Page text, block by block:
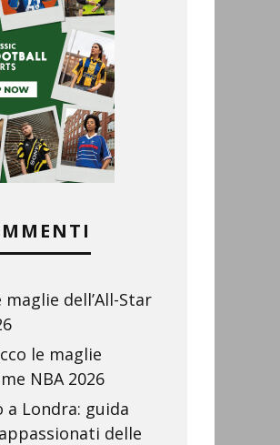
maglie dell’All-Star
le maglie
NBA 2026
a Londra: guida
delle